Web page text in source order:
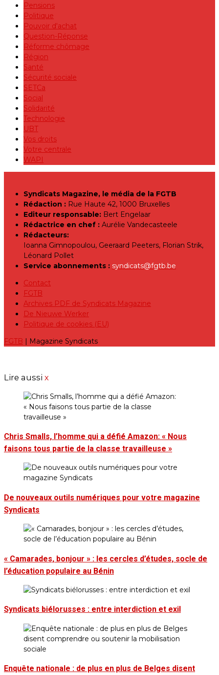
Pensions
Politique
Pouvoir d'achat
Question-Réponse
Réforme chômage
Région
Santé
Sécurité sociale
SETCa
Social
Solidarité
Technologie
UBT
Vos droits
Votre centrale
WAPI
Syndicats Magazine, le média de la FGTB
Rédaction : Rue Haute 42, 1000 Bruxelles
Editeur responsable: Bert Engelaar
Rédactrice en chef : Aurélie Vandecasteele
Rédacteurs:
Ioanna Gimnopoulou, Geeraard Peeters, Florian Strik,
Léonard Pollet
Service abonnements : syndicats@fgtb.be
Contact
FGTB
Archives PDF de Syndicats Magazine
De Nieuwe Werker
Politique de cookies (EU)
FGTB | Magazine Syndicats
Lire aussi x
Chris Smalls, l’homme qui a défié Amazon: « Nous
faisons tous partie de la classe travailleuse »
De nouveaux outils numériques pour votre magazine
Syndicats
« Camarades, bonjour » : les cercles d’études, socle de
l’éducation populaire au Bénin
Syndicats biélorusses : entre interdiction et exil
Enquête nationale : de plus en plus de Belges disent